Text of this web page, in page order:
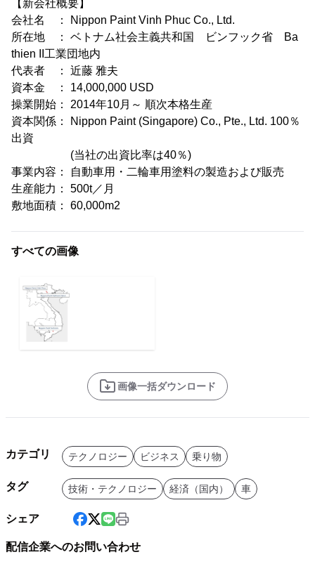
【新会社概要】
会社名 ： Nippon Paint Vinh Phuc Co., Ltd.
所在地 ： ベトナム社会主義共和国 ビンフック省 Ba
thien II工業団地内
代表者 ： 近藤 雅夫
資本金 ： 14,000,000 USD
操業開始： 2014年10月～ 順次本格生産
資本関係： Nippon Paint (Singapore) Co., Pte., Ltd. 100％
出資
(当社の出資比率は40％)
事業内容： 自動車用・二輪車用塗料の製造および販売
生産能力： 500t／月
敷地面積： 60,000m2
すべての画像
画像一括ダウンロード
カテゴリ テクノロジー ビジネス 乗り物
タグ 技術・テクノロジー 経済（国内） 車
シェア
配信企業へのお問い合わせ